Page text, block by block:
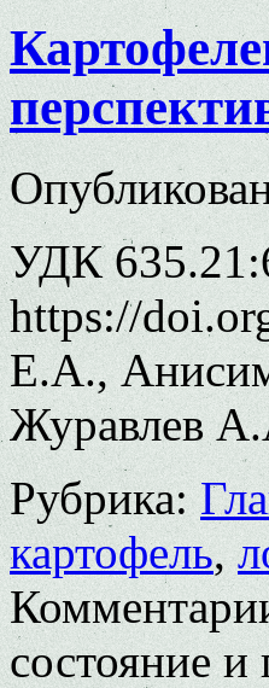
УДК
https://
Е.А.,
Журавлев
Рубрика:
картофель,
состояние